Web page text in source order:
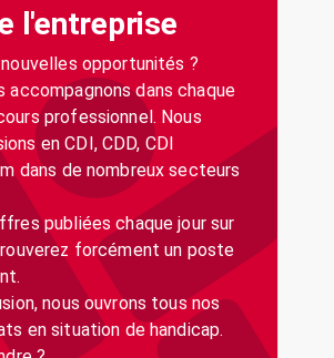
l'entreprise
nouvelles opportunités ?
accompagnons dans chaque
professionnel. Nous
en CDI, CDD, CDI
dans de nombreux secteurs
publiées chaque jour sur
forcément un poste
nous ouvrons tous nos
en situation de handicap.